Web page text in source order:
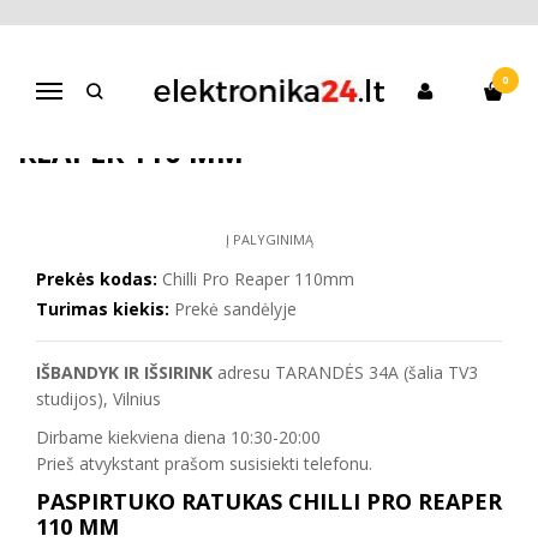
Navigacija
0
Pagrindinis Paspirtukai
Triukinių paspirtukų atsarginės dalys
PASPIRTUKO RATUKAS CHILLI PRO
REAPER 110 MM
Į PALYGINIMĄ
Prekės kodas: Chilli Pro Reaper 110mm
Turimas kiekis: Prekė sandėlyje
IŠBANDYK IR IŠSIRINK adresu TARANDĖS 34A (šalia TV3
studijos), Vilnius
Dirbame kiekviena diena 10:30-20:00
Prieš atvykstant prašom susisiekti telefonu.
PASPIRTUKO RATUKAS CHILLI PRO REAPER
110 MM